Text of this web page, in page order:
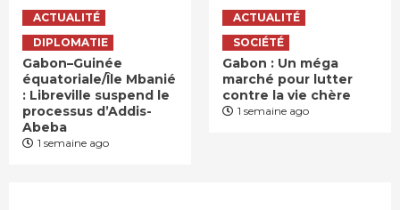
ACTUALITÉ
DIPLOMATIE
Gabon–Guinée
équatoriale/Île Mbanié
: Libreville suspend le
processus d’Addis-
Abeba
1 semaine ago
ACTUALITÉ
SOCIÉTÉ
Gabon : Un méga
marché pour lutter
contre la vie chère
1 semaine ago